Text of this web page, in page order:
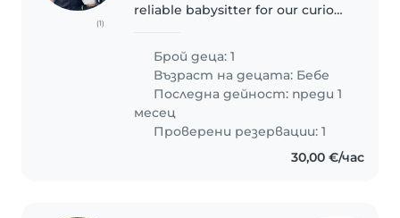
(1)
reliable babysitter for our curious
have two very sweet Yorkies, so
comfort with animals is a must.
Our home is welcoming,..
Брой деца: 1
Възраст на децата: Бебе
Последна дейност: преди 1
месец
Проверени резервации: 1
30,00 €/час